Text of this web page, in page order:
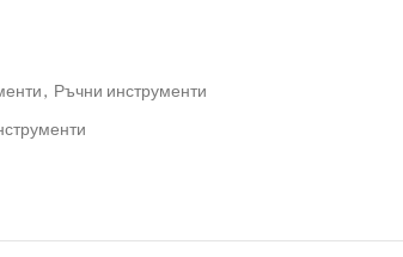
, Ръчни инструменти